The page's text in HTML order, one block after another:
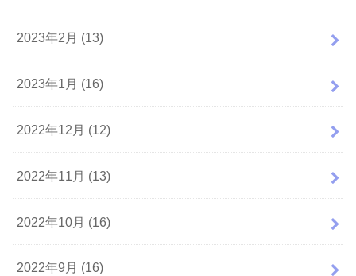
2023年2月 (13)
2023年1月 (16)
2022年12月 (12)
2022年11月 (13)
2022年10月 (16)
2022年9月 (16)